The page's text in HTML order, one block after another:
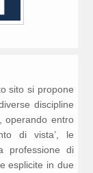
sito si propone
discipline
operando entro
di vista’, le
professione di
esplicite in due